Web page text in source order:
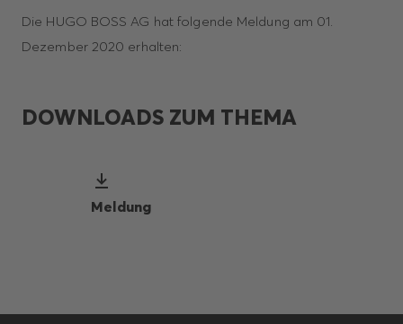
Die HUGO BOSS AG hat folgende Meldung am 01.
Dezember 2020 erhalten:
DOWNLOADS ZUM THEMA
Meldung